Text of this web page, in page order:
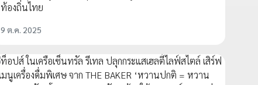
ท้องถิ่นไทย
9 ต.ค. 2025